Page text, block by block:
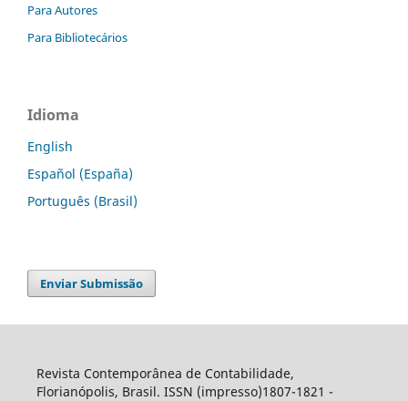
Para Autores
Para Bibliotecários
Idioma
English
Español (España)
Português (Brasil)
Enviar Submissão
Revista Contemporânea de Contabilidade,
Florianópolis, Brasil. ISSN (impresso)1807-1821 -